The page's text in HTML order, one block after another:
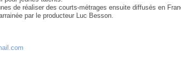
de réaliser des courts-métrages ensuite diffusés en
par le producteur Luc Besson.